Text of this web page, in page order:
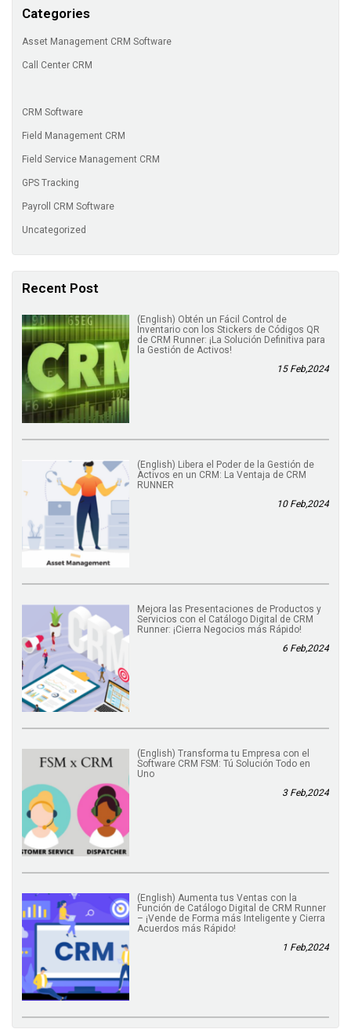
Categories
Asset Management CRM Software
Call Center CRM
CRM Software
Field Management CRM
Field Service Management CRM
GPS Tracking
Payroll CRM Software
Uncategorized
Recent Post
(English) Obtén un Fácil Control de
Inventario con los Stickers de Códigos QR
de CRM Runner: ¡La Solución Definitiva para
la Gestión de Activos!
15 Feb,2024
(English) Libera el Poder de la Gestión de
Activos en un CRM: La Ventaja de CRM
RUNNER
10 Feb,2024
Mejora las Presentaciones de Productos y
Servicios con el Catálogo Digital de CRM
Runner: ¡Cierra Negocios más Rápido!
6 Feb,2024
(English) Transforma tu Empresa con el
Software CRM FSM: Tú Solución Todo en
Uno
3 Feb,2024
(English) Aumenta tus Ventas con la
Función de Catálogo Digital de CRM Runner
– ¡Vende de Forma más Inteligente y Cierra
Acuerdos más Rápido!
1 Feb,2024